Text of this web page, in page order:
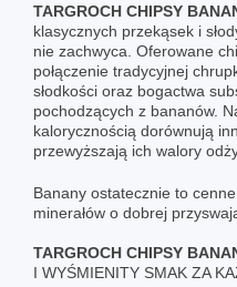
TARGROCH CHIPSY
klasycznych przekąsek i
nie zachwyca. Oferowane
połączenie tradycyjnej
słodkości oraz bogactwa
pochodzących z bananów.
kalorycznością dorównują
przewyższają ich walory
Banany ostatecznie to
minerałów o dobrej
TARGROCH CHIPSY
I WYŚMIENITY SMAK ZA